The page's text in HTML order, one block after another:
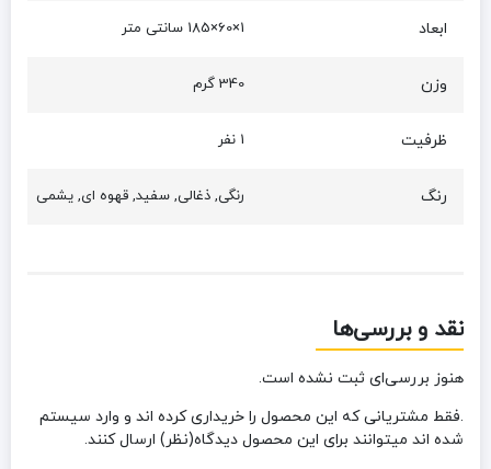
ابعاد 1×60×185 سانتی متر
وزن 340 گرم
ظرفیت 1 نفر
رنگ رنگی, ذغالی, سفید, قهوه ای, یشمی
نقد و بررسی‌ها
هنوز بررسی‌ای ثبت نشده است.
.فقط مشتریانی که این محصول را خریداری کرده اند و وارد سیستم
شده اند میتوانند برای این محصول دیدگاه(نظر) ارسال کنند.